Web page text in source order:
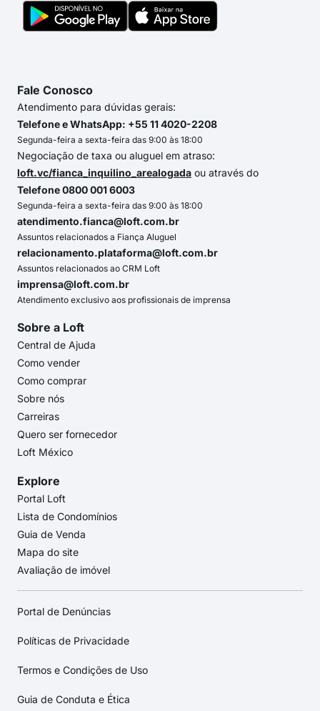
Fale Conosco
Atendimento para dúvidas gerais:
Telefone e WhatsApp: +55 11 4020-2208
Segunda-feira a sexta-feira das 9:00 às 18:00
Negociação de taxa ou aluguel em atraso:
loft.vc/fianca_inquilino_arealogada ou através do
Telefone 0800 001 6003
Segunda-feira a sexta-feira das 9:00 às 18:00
atendimento.fianca@loft.com.br
Assuntos relacionados a Fiança Aluguel
relacionamento.plataforma@loft.com.br
Assuntos relacionados ao CRM Loft
imprensa@loft.com.br
Atendimento exclusivo aos profissionais de imprensa
Sobre a Loft
Central de Ajuda
Como vender
Como comprar
Sobre nós
Carreiras
Quero ser fornecedor
Loft México
Explore
Portal Loft
Lista de Condomínios
Guia de Venda
Mapa do site
Avaliação de imóvel
Portal de Denúncias
Políticas de Privacidade
Termos e Condições de Uso
Guia de Conduta e Ética